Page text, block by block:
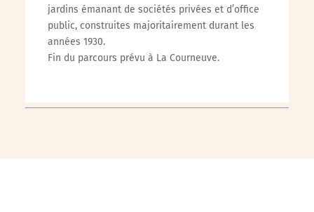
jardins émanant de sociétés privées et d’office
public, construites majoritairement durant les
années 1930.
Fin du parcours prévu à La Courneuve.